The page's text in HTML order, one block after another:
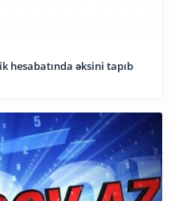
hesabatında əksini tapıb